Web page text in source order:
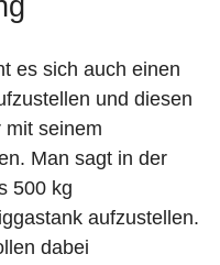
es sich auch einen
und diesen
mit seinem
Man sagt in der
500 kg
aufzustellen.
dabei